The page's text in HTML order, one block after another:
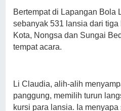
Bertempat di Lapangan Bola
sebanyak 531 lansia dari
Kota, Nongsa dan Sungai
tempat acara.
Li Claudia, alih-alih
panggung, memilih turun
kursi para lansia. Ia